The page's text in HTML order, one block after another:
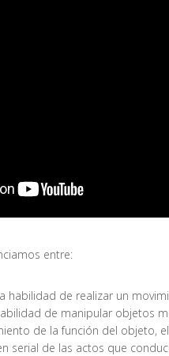
entre:
habilidad de realizar un
de manipular objetos
de la función del objeto,
serial de las actos que